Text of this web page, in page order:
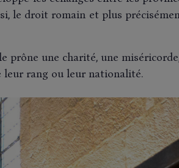
le droit romain et plus
une charité, une
leur rang ou leur nationalité.